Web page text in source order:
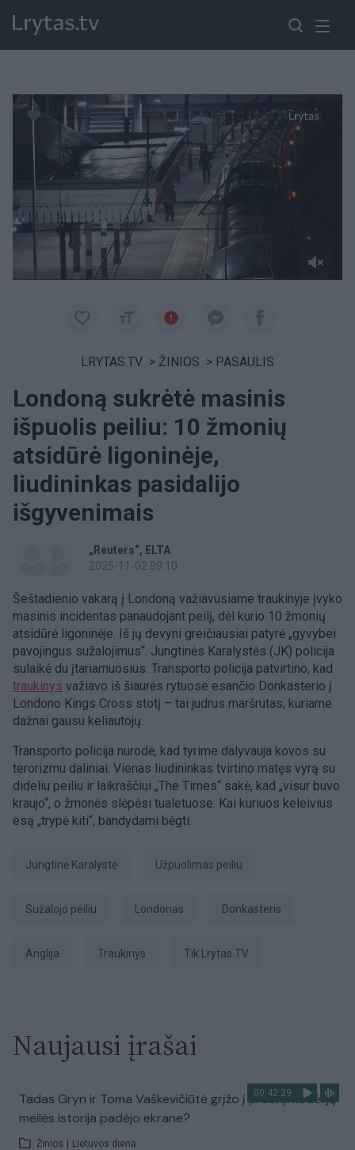
Paremkite Ukrainą
LRYTAS.TV > ŽINIOS > PASAULIS
Londoną sukrėtė masinis
išpuolis peiliu: 10 žmonių
atsidūrė ligoninėje,
liudininkas pasidalijo
išgyvenimais
„Reuters“
ELTA
2025-11-02 09:10
Šeštadienio vakarą į Londoną važiavusiame traukinyje įvyko
masinis incidentas panaudojant peilį, dėl kurio 10 žmonių
atsidūrė ligoninėje. Iš jų devyni greičiausiai patyrė „gyvybei
pavojingus sužalojimus“. Jungtinės Karalystės (JK) policija
sulaikė du įtariamuosius. Transporto policija patvirtino, kad
traukinys važiavo iš šiaurės rytuose esančio Donkasterio į
Londono Kings Cross stotį – tai judrus maršrutas, kuriame
dažnai gausu keliautojų.
Transporto policija nurodė, kad tyrime dalyvauja kovos su
terorizmu daliniai. Vienas liudininkas tvirtino matęs vyrą su
dideliu peiliu ir laikraščiui „The Times“ sakė, kad „visur buvo
kraujo“, o žmonės slėpėsi tualetuose. Kai kuriuos keleivius
esą „trypė kiti“, bandydami bėgti.
Jungtinė Karalystė užpuolimas peiliu
sužalojo peiliu Londonas Donkasteris
Anglija Traukinys tik Lrytas.TV
Naujausi įrašai
00:42:29
Tadas Gryn ir Toma Vaškevičiūtė grįžo į praeitį: kodėl jų
meilės istorija padėjo ekrane?
Žinios Lietuvos diena